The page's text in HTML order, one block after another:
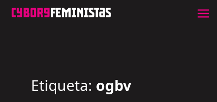
Etiqueta: ogbv